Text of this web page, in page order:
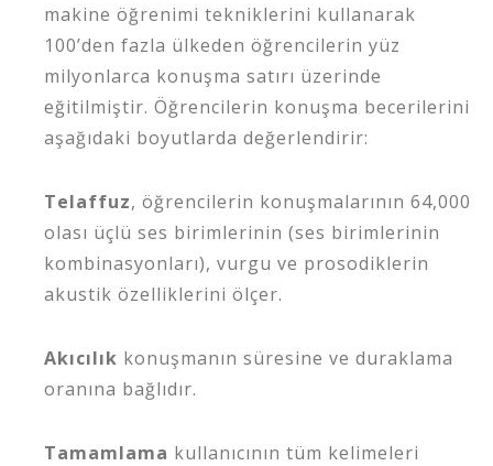
makine öğrenimi tekniklerini kullanarak
100’den fazla ülkeden öğrencilerin yüz
milyonlarca konuşma satırı üzerinde
eğitilmiştir. Öğrencilerin konuşma becerilerini
aşağıdaki boyutlarda değerlendirir:
Telaffuz, öğrencilerin konuşmalarının 64,000
olası üçlü ses birimlerinin (ses birimlerinin
kombinasyonları), vurgu ve prosodiklerin
akustik özelliklerini ölçer.
Akıcılık konuşmanın süresine ve duraklama
oranına bağlıdır.
Tamamlama kullanıcının tüm kelimeleri